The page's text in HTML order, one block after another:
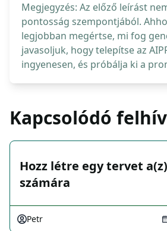
Megjegyzés: Az előző leírást
pontosság szempontjából.
legjobban megértse, mi fog
javasoljuk, hogy telepítse az
ingyenesen, és próbálja ki a
Kapcsolódó
Hozz létre egy tervet
számára
Petr